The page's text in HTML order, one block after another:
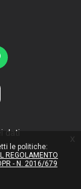
dati
le politiche:
REGOLAMENTO
- N. 2016/679
x